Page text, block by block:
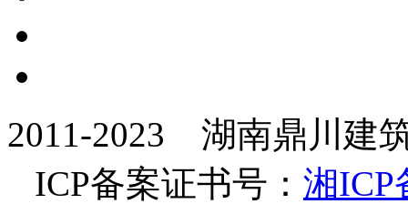
2011-2023 湖南鼎川建
ICP备案证书号： 湘ICP